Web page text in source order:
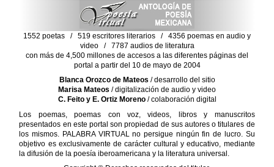
1552 poetas / 519 escritores literarios / 4356 poemas en audio y
video / 7787 audios de literatura
con más de 4,500 millones de accesos a las diferentes páginas del
portal a partir del 10 de mayo de 2004
Blanca Orozco de Mateos / desarrollo del sitio
Marisa Mateos / digitalización de audio y video
C. Feito y E. Ortiz Moreno/ colaboración digital
Los poemas, poemas con voz, videos, libros y manuscritos
presentados en este portal son propiedad de sus autores o titulares de
los mismos. PALABRA VIRTUAL no persigue ningún fin de lucro. Su
objetivo es exclusivamente de carácter cultural y educativo, mediante
la difusión de la poesía iberoamericana y la literatura universal.